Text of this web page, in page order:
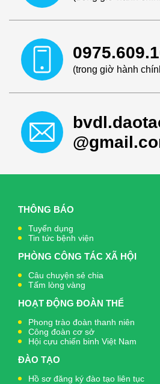
(trong giờ hành
THÔNG BÁO
Tuyển dụng
Tin tức bệnh viện
PHÒNG CÔNG TÁC XÃ HỘI
Câu chuyện sẻ chia
Tấm lòng vàng
HOẠT ĐỘNG ĐOÀN THỂ
Phong trào đoàn thanh niên
Công đoàn cơ sở
Hội cựu chiến binh Việt Nam
ĐÀO TẠO
Hồ sơ đăng ký đào tạo liên tục